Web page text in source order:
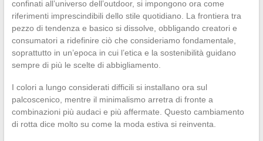
confinati all’universo dell’outdoor, si impongono ora come
riferimenti imprescindibili dello stile quotidiano. La frontiera tra
pezzo di tendenza e basico si dissolve, obbligando creatori e
consumatori a ridefinire ciò che consideriamo fondamentale,
soprattutto in un’epoca in cui l’etica e la sostenibilità guidano
sempre di più le scelte di abbigliamento.
I colori a lungo considerati difficili si installano ora sul
palcoscenico, mentre il minimalismo arretra di fronte a
combinazioni più audaci e più affermate. Questo cambiamento
di rotta dice molto su come la moda estiva si reinventa.